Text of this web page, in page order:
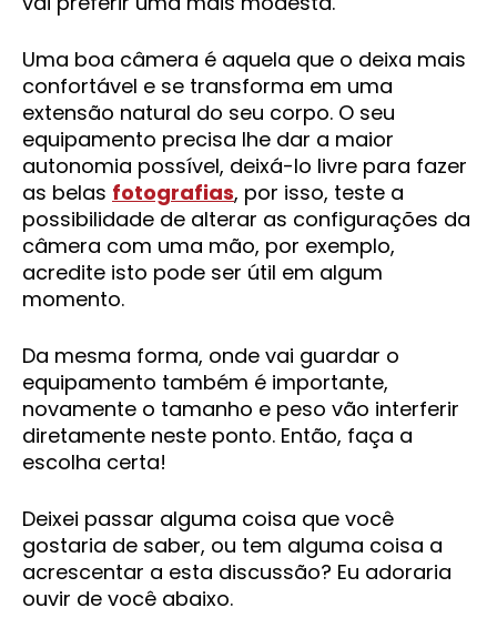
Uma boa câmera é aquela que o deixa mais
confortável e se transforma em uma
extensão natural do seu corpo. O seu
equipamento precisa lhe dar a maior
autonomia possível, deixá-lo livre para fazer
as belas fotografias, por isso, teste a
possibilidade de alterar as configurações da
câmera com uma mão, por exemplo,
acredite isto pode ser útil em algum
momento.
Da mesma forma, onde vai guardar o
equipamento também é importante,
novamente o tamanho e peso vão interferir
diretamente neste ponto. Então, faça a
escolha certa!
Deixei passar alguma coisa que você
gostaria de saber, ou tem alguma coisa a
acrescentar a esta discussão? Eu adoraria
ouvir de você abaixo.